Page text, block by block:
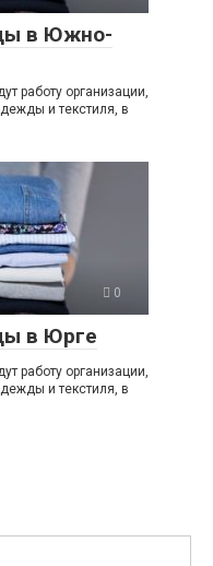
в Южно-
работу организации,
и текстиля, в
0
в Юрге
работу организации,
и текстиля, в